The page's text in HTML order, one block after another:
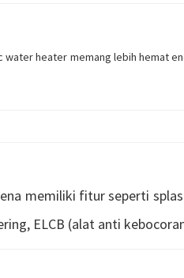
heater memang lebih hemat
memiliki fitur seperti
ELCB (alat anti